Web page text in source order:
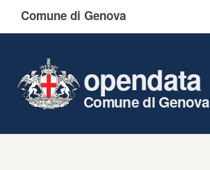
Comune di Genova
opendata
Comune di Genova